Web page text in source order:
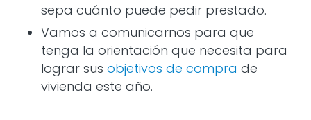
sepa cuánto puede pedir prestado.
Vamos a comunicarnos para que
tenga la orientación que necesita para
lograr sus objetivos de compra de
vivienda este año.